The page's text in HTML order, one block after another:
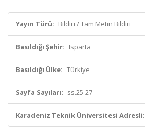
Yayın Türü: Bildiri / Tam Metin Bildiri
Basıldığı Şehir: Isparta
Basıldığı Ülke: Türkiye
Sayfa Sayıları: ss.25-27
Karadeniz Teknik Üniversitesi Adresli: